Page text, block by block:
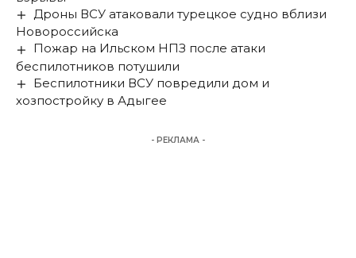
Дроны ВСУ атаковали турецкое судно вблизи
Новороссийска
Пожар на Ильском НПЗ после атаки
беспилотников потушили
Беспилотники ВСУ повредили дом и
хозпостройку в Адыгее
- РЕКЛАМА -